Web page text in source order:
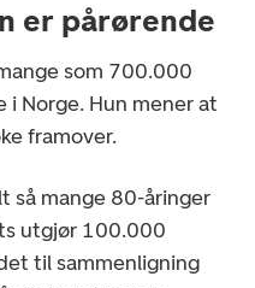
er pårørende
som 700.000
i Norge. Hun mener at
framover.
mange 80-åringer
utgjør 100.000
til sammenligning